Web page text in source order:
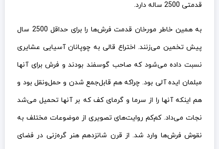
قدمتی 2500 ساله دارد.
به همین خاطر مورخان قدمت فرش‌ها را برای حداقل 2500 سال
پیش تخمین می‌زنند. اختراع قالی به چوپانان آسیایی عشایری
نسبت داده می‌شود که صاحب گوسفند بودند و فرش برای آنها
مبلمان ایده آلی بود. چراکه هم قابل‌جمع شدن و حمل‌ونقل بود و
هم اینکه آنها را از سرما و گرمای کف که بر آنها تحمیل می‌شد
نجات می‌داد. کم‌کم روایت‌های تصویری از موضوعات مختلف به
نقوش فرش‌ها وارد شد. از قرن شانزدهم هنر گره‌زنی در فضای